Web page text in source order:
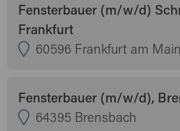
Fensterbauer (m/w/d)
Frankfurt
60596 Frankfurt am Main
Fensterbauer (m/w/d),
64395 Brensbach